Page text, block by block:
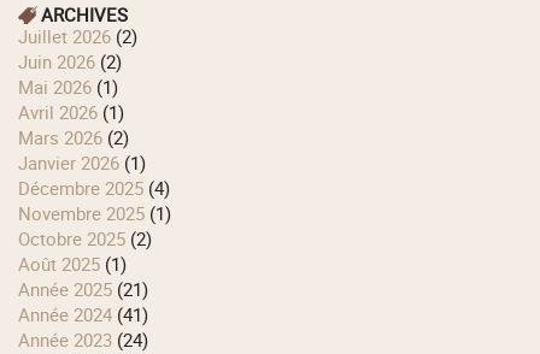
ARCHIVES
juillet 2026 (2)
juin 2026 (2)
mai 2026 (1)
avril 2026 (1)
mars 2026 (2)
janvier 2026 (1)
décembre 2025 (4)
novembre 2025 (1)
octobre 2025 (2)
août 2025 (1)
année 2025 (21)
année 2024 (41)
année 2023 (24)